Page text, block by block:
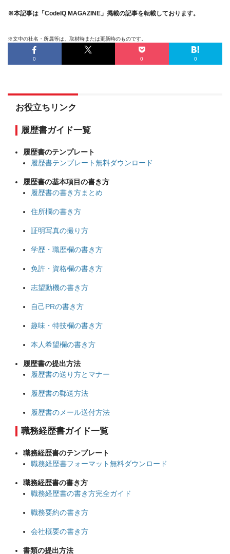
※本記事は「CodeIQ MAGAZINE」掲載の記事を転載しております。
※文中の社名・所属等は、取材時または更新時のものです。
0 0 0
お役立ちリンク
履歴書ガイド一覧
履歴書のテンプレート
履歴書テンプレート無料ダウンロード
履歴書の基本項目の書き方
履歴書の書き方まとめ
住所欄の書き方
証明写真の撮り方
学歴・職歴欄の書き方
免許・資格欄の書き方
志望動機の書き方
自己PRの書き方
趣味・特技欄の書き方
本人希望欄の書き方
履歴書の提出方法
履歴書の送り方とマナー
履歴書の郵送方法
履歴書のメール送付方法
職務経歴書ガイド一覧
職務経歴書のテンプレート
職務経歴書フォーマット無料ダウンロード
職務経歴書の書き方
職務経歴書の書き方完全ガイド
職務要約の書き方
会社概要の書き方
書類の提出方法